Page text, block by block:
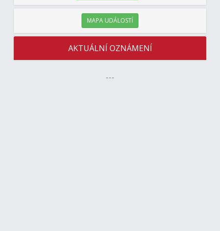
MAPA UDÁLOSTÍ
AKTUÁLNÍ OZNÁMENÍ
---